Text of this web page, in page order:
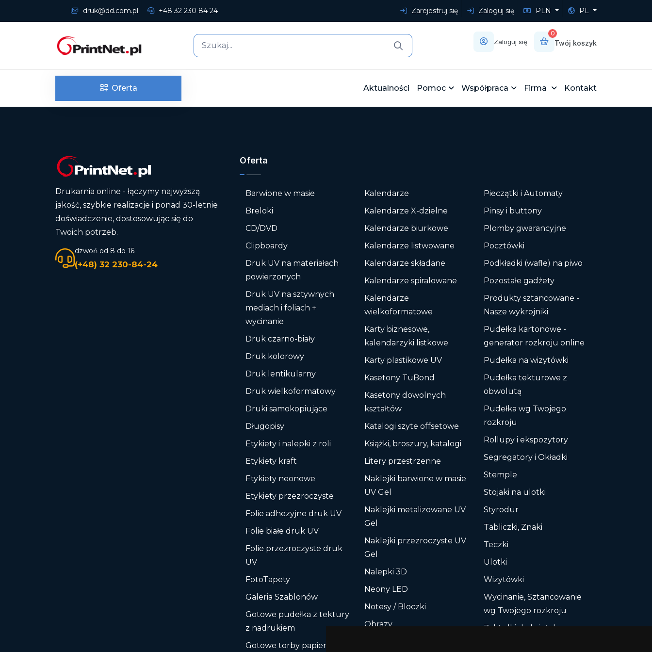
druk@dd.com.pl +48 32 230 84 24 Zarejestruj się Zaloguj się PLN PL
Zaloguj się
0
Twój koszyk
Oferta Aktualności Pomoc Współpraca Firma Kontakt
Drukarnia online - łączymy najwyższą
jakość, szybkie realizacje i ponad 30-letnie
doświadczenie, dostosowując się do
Twoich potrzeb.
dzwoń od 8 do 16
(+48) 32 230-84-24
Oferta
Barwione w masie
Breloki
CD/DVD
Clipboardy
Druk UV na materiałach
powierzonych
Druk UV na sztywnych
mediach i foliach +
wycinanie
Druk czarno-biały
Druk kolorowy
Druk lentikularny
Druk wielkoformatowy
Druki samokopiujące
Długopisy
Etykiety i nalepki z roli
Etykiety kraft
Etykiety neonowe
Etykiety przezroczyste
Folie adhezyjne druk UV
Folie białe druk UV
Folie przezroczyste druk
UV
FotoTapety
Galeria Szablonów
Gotowe pudełka z tektury
z nadrukiem
Gotowe torby papierowe z
Kalendarze
Kalendarze X-dzielne
Kalendarze biurkowe
Kalendarze listwowane
Kalendarze składane
Kalendarze spiralowane
Kalendarze
wielkoformatowe
Karty biznesowe,
kalendarzyki listkowe
Karty plastikowe UV
Kasetony TuBond
Kasetony dowolnych
kształtów
Katalogi szyte offsetowe
Książki, broszury, katalogi
Litery przestrzenne
Naklejki barwione w masie
UV Gel
Naklejki metalizowane UV
Gel
Naklejki przezroczyste UV
Gel
Nalepki 3D
Neony LED
Notesy / Bloczki
Obrazy
Pieczątki i Automaty
Pinsy i buttony
Plomby gwarancyjne
Pocztówki
Podkładki (wafle) na piwo
Pozostałe gadżety
Produkty sztancowane -
Nasze wykrojniki
Pudełka kartonowe -
generator rozkroju online
Pudełka na wizytówki
Pudełka tekturowe z
obwolutą
Pudełka wg Twojego
rozkroju
Rollupy i ekspozytory
Segregatory i Okładki
Stemple
Stojaki na ulotki
Styrodur
Tabliczki, Znaki
Teczki
Ulotki
Wizytówki
Wycinanie, Sztancowanie
wg Twojego rozkroju
Zakładki do książek